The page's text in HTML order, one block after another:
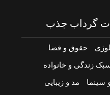
گرداب جذب
حقوق و قضا
زندگی و خانواده
سینما مد و زیبایی